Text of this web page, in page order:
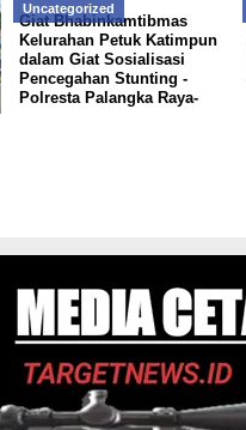
Uncategorized
Giat Bhabinkamtibmas
Kelurahan Petuk Katimpun
dalam Giat Sosialisasi
Pencegahan Stunting -
Polresta Palangka Raya-